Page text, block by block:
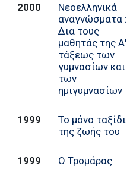
2000
Νεοελληνικά
αναγνώσματα :
Δια τους
μαθητάς της Α'
τάξεως των
γυμνασίων και
των
ημιγυμνασίων
1999
Το μόνο ταξίδι
της ζωής του
1999 Ο Τρομάρας